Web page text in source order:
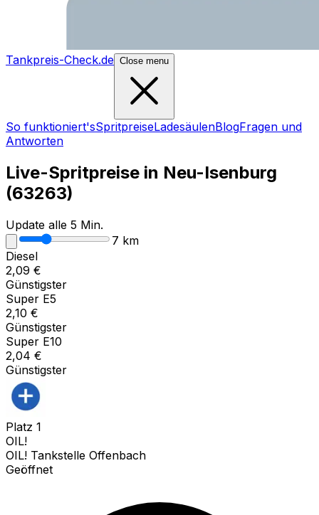
Tankpreis-Check.de Close menu
So funktioniert'sSpritpreiseLadesäulenBlogFragen und
Antworten
Live-Spritpreise in Neu-Isenburg
(63263)
Update alle 5 Min.
7 km
Diesel
2,09 €
Günstigster
Super E5
2,10 €
Günstigster
Super E10
2,04 €
Günstigster
Platz 1
OIL!
OIL! Tankstelle Offenbach
Geöffnet